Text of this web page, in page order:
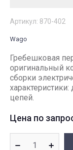
Артикул: 870-402
Wago
Гребешковая
оригинальный
сборки
цепей.
Цена по